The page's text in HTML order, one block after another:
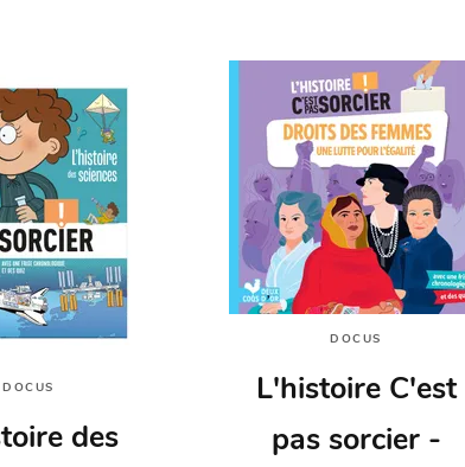
DOCUS
des
DOCUS
L'histoire C'est
pas sorcier -